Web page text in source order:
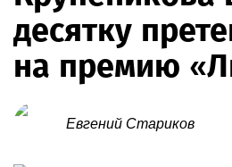
десятку
на премию
Евгений Стариков